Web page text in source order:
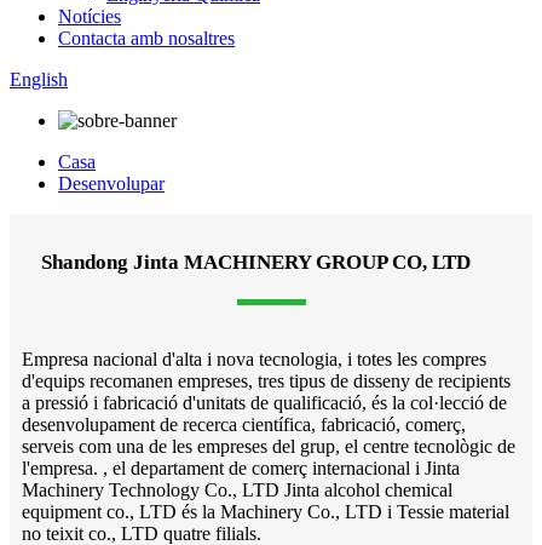
Notícies
Contacta amb nosaltres
English
Casa
Desenvolupar
Shandong Jinta MACHINERY GROUP CO, LTD
Empresa nacional d'alta i nova tecnologia, i totes les compres
d'equips recomanen empreses, tres tipus de disseny de recipients
a pressió i fabricació d'unitats de qualificació, és la col·lecció de
desenvolupament de recerca científica, fabricació, comerç,
serveis com una de les empreses del grup, el centre tecnològic de
l'empresa. , el departament de comerç internacional i Jinta
Machinery Technology Co., LTD Jinta alcohol chemical
equipment co., LTD és la Machinery Co., LTD i Tessie material
no teixit co., LTD quatre filials.